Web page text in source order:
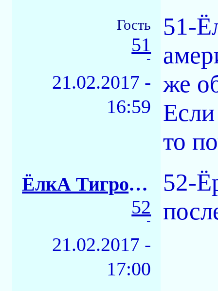
Гость
51
-
21.02.2017 -
16:59
51-
же
то
ЁлкА ТигровАЯ
52
-
21.02.2017 -
17:00
52-